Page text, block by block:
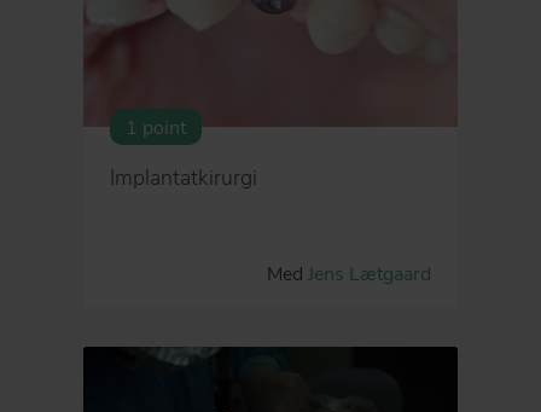
1 point
Implantatkirurgi
Med Jens Lætgaard